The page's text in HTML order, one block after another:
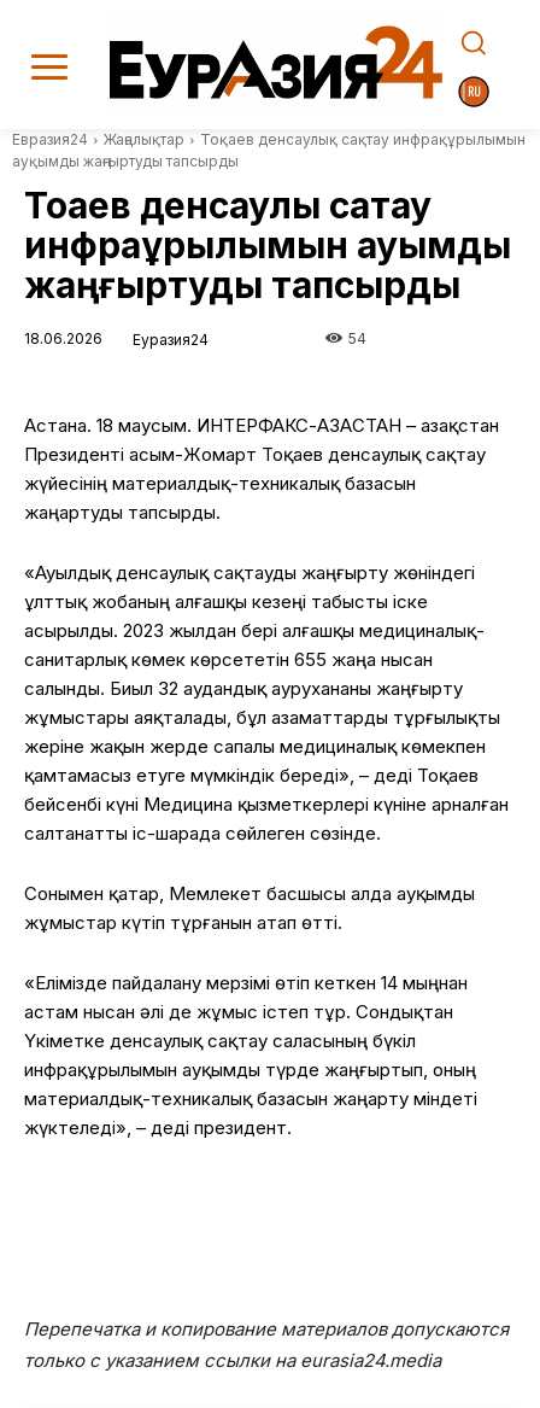
Евразия24 Жаңалықтар
Тоқаев денсаулық сақтау инфрақұрылымын
ауқымды жаңғыртуды тапсырды
Тоқаев денсаулық сақтау
инфрақұрылымын ауқымды
жаңғыртуды тапсырды
18.06.2026 Еуразия24 54
Астана. 18 маусым. ИНТЕРФАКС-ҚАЗАҚСТАН – Қазақстан
Президенті Қасым-Жомарт Тоқаев денсаулық сақтау
жүйесінің материалдық-техникалық базасын
жаңартуды тапсырды.
«Ауылдық денсаулық сақтауды жаңғырту жөніндегі
ұлттық жобаның алғашқы кезеңі табысты іске
асырылды. 2023 жылдан бері алғашқы медициналық-
санитарлық көмек көрсететін 655 жаңа нысан
салынды. Биыл 32 аудандық аурухананы жаңғырту
жұмыстары аяқталады, бұл азаматтарды тұрғылықты
жеріне жақын жерде сапалы медициналық көмекпен
қамтамасыз етуге мүмкіндік береді», – деді Тоқаев
бейсенбі күні Медицина қызметкерлері күніне арналған
салтанатты іс-шарада сөйлеген сөзінде.
Сонымен қатар, Мемлекет басшысы алда ауқымды
жұмыстар күтіп тұрғанын атап өтті.
«Елімізде пайдалану мерзімі өтіп кеткен 14 мыңнан
астам нысан әлі де жұмыс істеп тұр. Сондықтан
Үкіметке денсаулық сақтау саласының бүкіл
инфрақұрылымын ауқымды түрде жаңғыртып, оның
материалдық-техникалық базасын жаңарту міндеті
жүктеледі», – деді президент.
Перепечатка и копирование материалов допускаются
только с указанием ссылки на eurasia24.media